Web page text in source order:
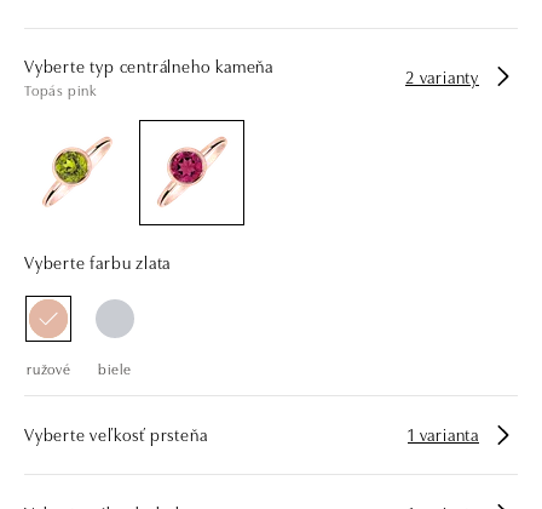
Vyberte typ centrálneho kameňa
Topás pink
2 varianty
Vyberte farbu zlata
ružové biele
Vyberte veľkosť prsteňa 1 varianta